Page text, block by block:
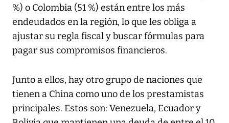
%) o Colombia (51 %) están entre los más
endeudados en la región, lo que les obliga a
ajustar su regla fiscal y buscar fórmulas para
pagar sus compromisos financieros.
Junto a ellos, hay otro grupo de naciones que
tienen a China como uno de los prestamistas
principales. Estos son: Venezuela, Ecuador y